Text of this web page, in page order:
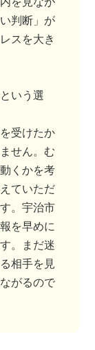
判断」が
スを大き
いう選
受けたか
せん。む
くかを考
ていただ
。宇治市
を早めに
。まだ迷
相手を見
がるので